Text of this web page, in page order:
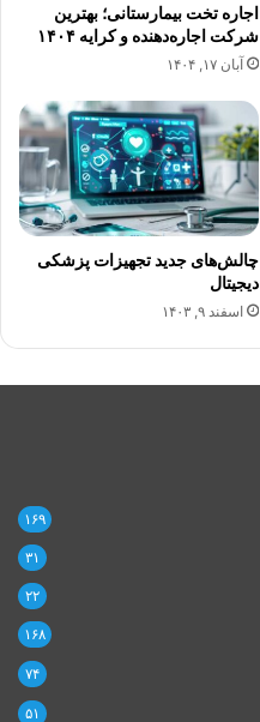
اجاره تخت بیمارستانی؛ بهترین
شرکت اجاره‌دهنده و کرایه ۱۴۰۴
آبان ۱۷, ۱۴۰۴
چالش‌های جدید تجهیزات پزشکی
دیجیتال
اسفند ۹, ۱۴۰۳
۱۶۹
۳۱
۲۲
۱۶۸
۷۴
۵۱